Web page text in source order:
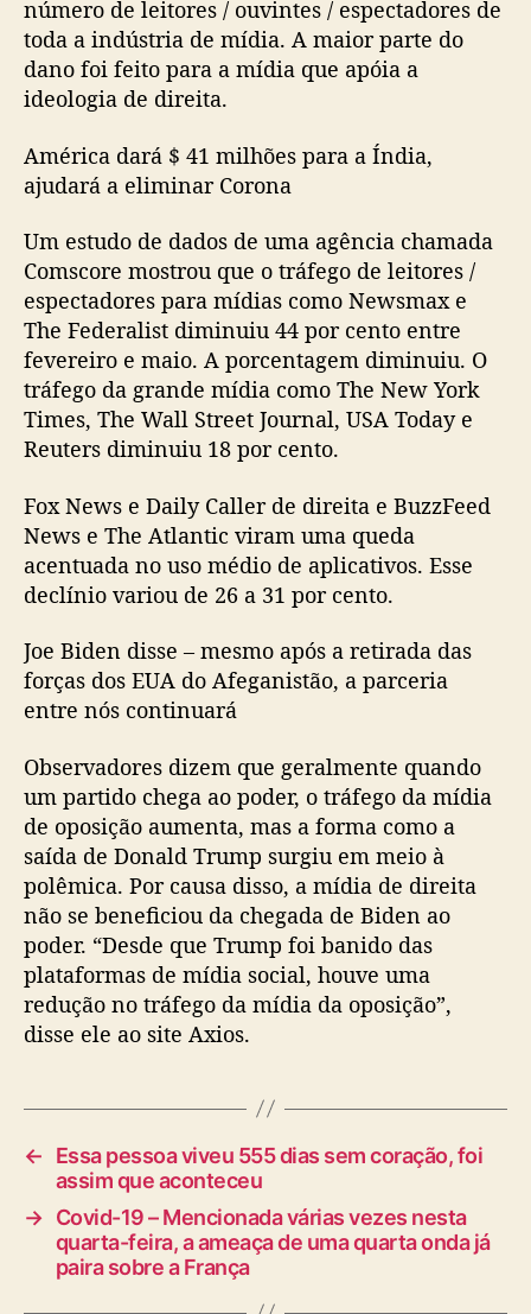
número de leitores / ouvintes / espectadores de
toda a indústria de mídia. A maior parte do
dano foi feito para a mídia que apóia a
ideologia de direita.
América dará $ 41 milhões para a Índia,
ajudará a eliminar Corona
Um estudo de dados de uma agência chamada
Comscore mostrou que o tráfego de leitores /
espectadores para mídias como Newsmax e
The Federalist diminuiu 44 por cento entre
fevereiro e maio. A porcentagem diminuiu. O
tráfego da grande mídia como The New York
Times, The Wall Street Journal, USA Today e
Reuters diminuiu 18 por cento.
Fox News e Daily Caller de direita e BuzzFeed
News e The Atlantic viram uma queda
acentuada no uso médio de aplicativos. Esse
declínio variou de 26 a 31 por cento.
Joe Biden disse – mesmo após a retirada das
forças dos EUA do Afeganistão, a parceria
entre nós continuará
Observadores dizem que geralmente quando
um partido chega ao poder, o tráfego da mídia
de oposição aumenta, mas a forma como a
saída de Donald Trump surgiu em meio à
polêmica. Por causa disso, a mídia de direita
não se beneficiou da chegada de Biden ao
poder. “Desde que Trump foi banido das
plataformas de mídia social, houve uma
redução no tráfego da mídia da oposição”,
disse ele ao site Axios.
←
Essa pessoa viveu 555 dias sem coração, foi
assim que aconteceu
→ Covid-19 – Mencionada várias vezes nesta
quarta-feira, a ameaça de uma quarta onda já
paira sobre a França